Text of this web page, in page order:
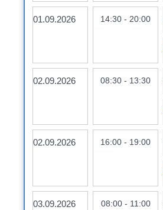
01.09.2026 14:30 - 20:00
02.09.2026 08:30 - 13:30
02.09.2026 16:00 - 19:00
03.09.2026 08:00 - 11:00